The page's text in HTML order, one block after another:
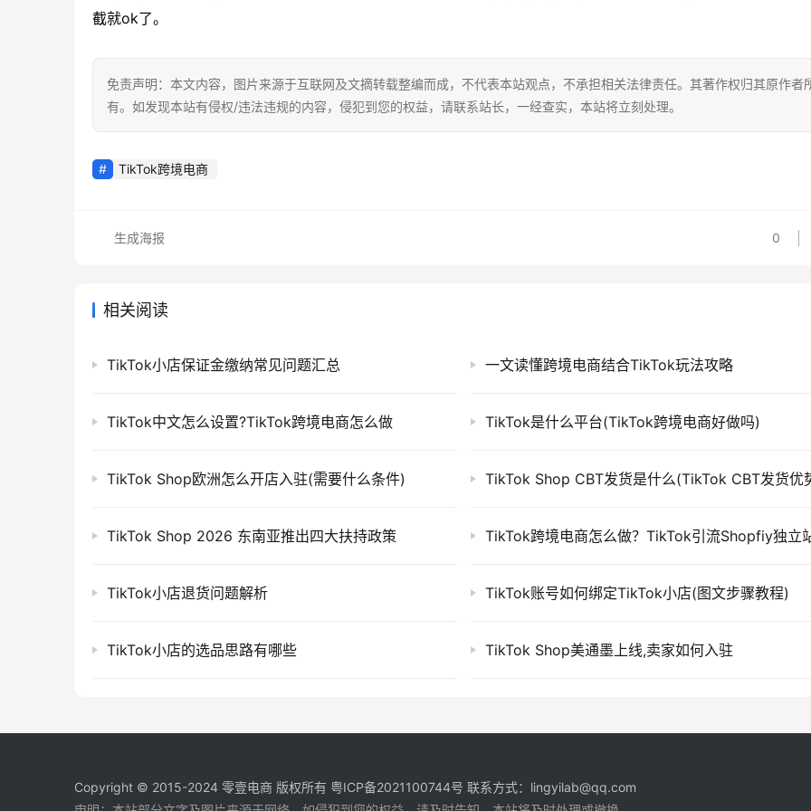
截就ok了。
免责声明：本文内容，图片来源于互联网及文摘转载整编而成，不代表本站观点，不承担相关法律责任。其著作权归其原作者
有。如发现本站有侵权/违法违规的内容，侵犯到您的权益，请联系站长，一经查实，本站将立刻处理。
TikTok跨境电商
0
生成海报
相关阅读
TikTok小店保证金缴纳常见问题汇总 一文读懂跨境电商结合TikTok玩法攻略
TikTok中文怎么设置?TikTok跨境电商怎么做 TikTok是什么平台(TikTok跨境电商好做吗)
TikTok Shop欧洲怎么开店入驻(需要什么条件) TikTok Shop CBT发货是什么(TikTok CBT发货优
TikTok Shop 2026 东南亚推出四大扶持政策
TikTok小店退货问题解析 TikTok账号如何绑定TikTok小店(图文步骤教程)
TikTok小店的选品思路有哪些 TikTok Shop美通墨上线,卖家如何入驻
Copyright © 2015-2024 零壹电商 版权所有 粤ICP备2021100744号 联系方式：lingyilab@qq.com